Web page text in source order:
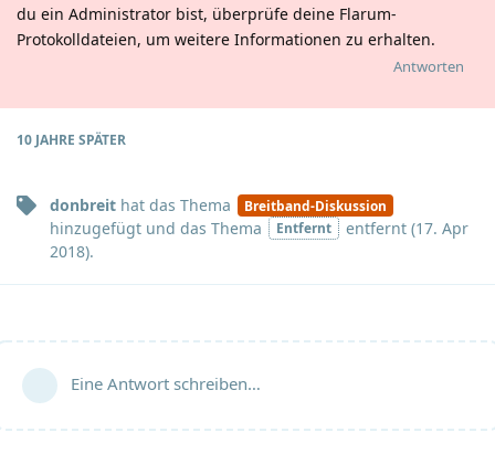
du ein Administrator bist, überprüfe deine Flarum-
Protokolldateien, um weitere Informationen zu erhalten.
Antworten
10 JAHRE SPÄTER
donbreit hat das Thema Breitband-Diskussion
hinzugefügt und das Thema Entfernt entfernt (17. Apr
2018).
Eine Antwort schreiben…